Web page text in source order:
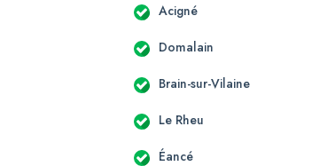
Acigné
Domalain
Brain-sur-Vilaine
Le Rheu
Éancé